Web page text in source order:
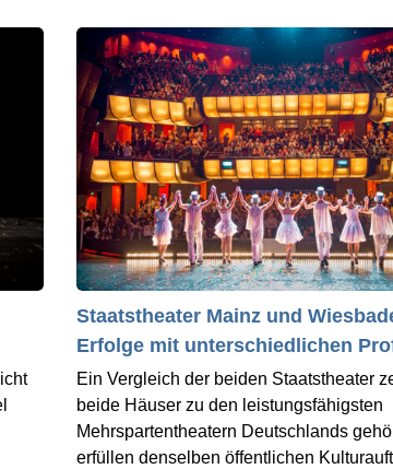
Staatstheater Mainz und
Erfolge mit unterschiedlichen
Ein Vergleich der beiden Staatstheater
beide Häuser zu den leistungsfähigsten
Mehrspartentheatern Deutschlands
erfüllen denselben öffentlichen